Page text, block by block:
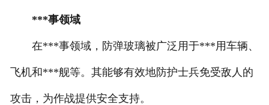
***事领域
在***事领域，防弹玻璃被广泛用于***用车辆、
飞机和***舰等。其能够有效地防护士兵免受敌人的
攻击，为作战提供安全支持。